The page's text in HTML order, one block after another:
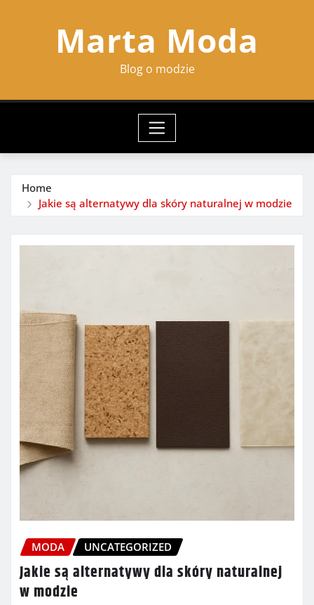
Marta Moda
Blog o modzie
Home
Jakie są alternatywy dla skóry naturalnej w modzie
MODA UNCATEGORIZED
Jakie są alternatywy dla skóry naturalnej
w modzie